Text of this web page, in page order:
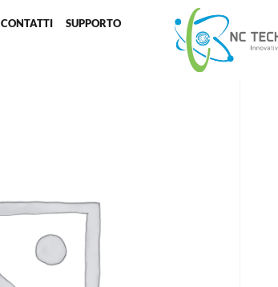
CONTATTI SUPPORTO
/ Fili ridotti in rame. per la determinazione